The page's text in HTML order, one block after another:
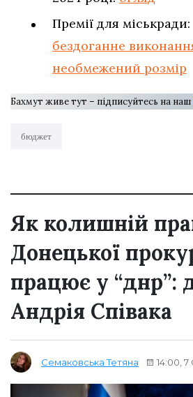
Премії для міськради:
бездоганне
необмежений розмір
Бахмут живе тут – підписуйтесь на наш
бюджет
Як колишній
Донецької
працює у “днр”:
Андрія Співака
Семаковська Тетяна 14:00,